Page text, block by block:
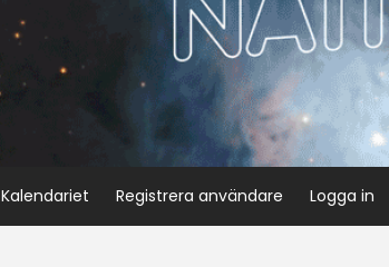
Kalendariet Registrera användare Logga in